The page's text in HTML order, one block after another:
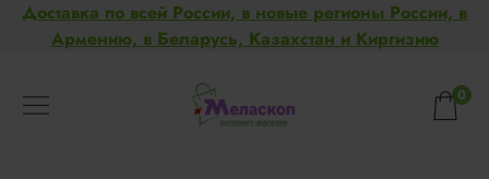
Доставка по всей России, в новые регионы России, в
Армению, в Беларусь, Казахстан и Киргизию
0